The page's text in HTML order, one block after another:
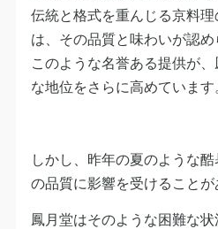
伝統と格式を重んじる京料
は、その品質と味わいが認め
このような名誉ある提供が
な地位をさらに高めています
しかし、昨年の夏のような
の品質に影響を受けることが
鳳月堂はそのような困難な